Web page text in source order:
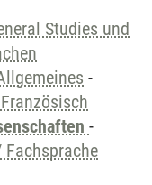
Studies und
-
-